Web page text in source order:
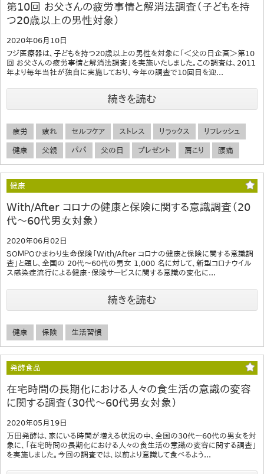
第10回 お父さんの疲労事情と解消法調査（子どもを持
つ20歳以上の男性対象）
2020年06月10日
フジ医療器は、子どもを持つ20歳以上の男性を対象に「＜父の日企画＞第10
回 お父さんの疲労事情と解消法調査」を実施いたしました。この調査は、2011
年より毎年当社が独自に実施しており、今年の調査で10回目を迎...
続きを読む
疲労 疲れ セルフケア ストレス リラックス リフレッシュ
健康 父親 パパ 父の日 プレゼント 肩こり 腰痛
健康
With/After コロナの健康と保険に関する意識調査（20
代～60代男女対象）
2020年06月02日
ＳＯＭＰＯひまわり生命保険「With/After コロナの健康と保険に関する意識調
査」と題し、全国の 20代～60代の男女 1,000 名に対して、新型コロナウイル
ス感染症流行による健康・保険サービスに関する意識の変化に...
続きを読む
健康 保険 生活習慣
発酵食品
在宅時間の長期化における人々の食生活の意識の変容
に関する調査（30代～60代男女対象）
2020年05月19日
万田発酵は、家にいる時間が増える状況の中、全国の30代～60代の男女を対
象に、「在宅時間の長期化における人々の食生活の意識の変容に関する調査」
を実施しました。今回の調査では、以前より意識して食べるよう...